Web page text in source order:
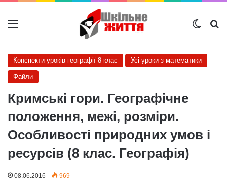
Меню
Конспекти уроків географії 8 клас Усі уроки з математики
Файли
Кримські гори. Географічне
положення, межі, розміри.
Особливості природних умов і
ресурсів (8 клас. Географія)
08.06.2016 969